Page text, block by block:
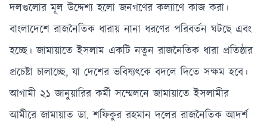
দলগুলোর মূল উদ্দেশ্য হলো জনগণের কল্যাণে কাজ করা।
বাংলাদেশে রাজনৈতিক ধারায় নানা ধরণের পরিবর্তন ঘটছে এবং
হচ্ছে। জামায়াতে ইসলাম একটি নতুন রাজনৈতিক ধারা প্রতিষ্ঠার
প্রচেষ্টা চালাচ্ছে, যা দেশের ভবিষ্যৎকে বদলে দিতে সক্ষম হবে।
আগামী ২১ জানুয়ারির কর্মী সম্মেলনে জামায়াতে ইসলামীর
আমীরে জামায়াত ডা. শফিকুর রহমান দলের রাজনৈতিক আদর্শ